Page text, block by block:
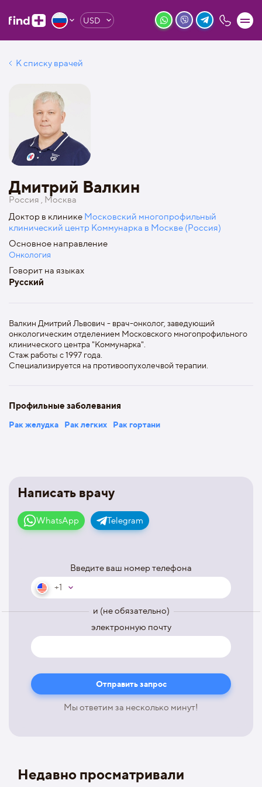
USD
К списку врачей
Написать врачу
WhatsApp Telegram
Введите ваш номер телефона
+1
и (не обязательно)
электронную почту
Мы ответим за несколько минут!
Дмитрий Валкин
Россия , Москва
Доктор в клинике Московский многопрофильный
клинический центр Коммунарка в Москве (Россия)
Основное направление
Онкология
Говорит на языках
Русский
Валкин Дмитрий Львович - врач-онколог, заведующий
онкологическим отделением Московского многопрофильного
клинического центра "Коммунарка".
Стаж работы с 1997 года.
Специализируется на противоопухолечвой терапии.
Профильные заболевания
Рак желудка Рак легких Рак гортани
Недавно просматривали